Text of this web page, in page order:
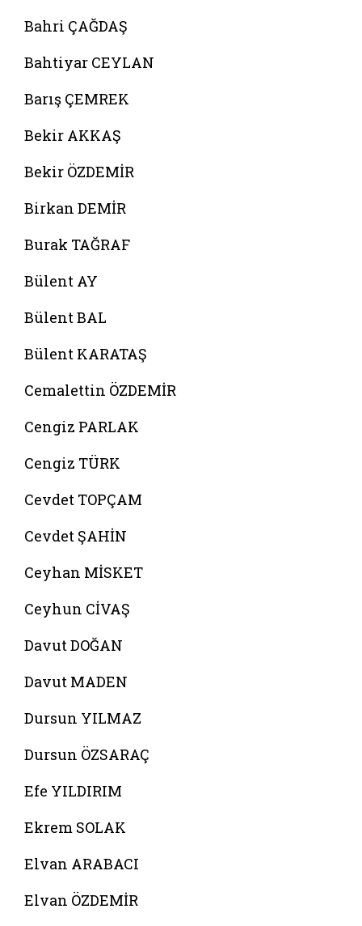
Bahri ÇAĞDAŞ
Bahtiyar CEYLAN
Barış ÇEMREK
Bekir AKKAŞ
Bekir ÖZDEMİR
Birkan DEMİR
Burak TAĞRAF
Bülent AY
Bülent BAL
Bülent KARATAŞ
Cemalettin ÖZDEMİR
Cengiz PARLAK
Cengiz TÜRK
Cevdet TOPÇAM
Cevdet ŞAHİN
Ceyhan MİSKET
Ceyhun CİVAŞ
Davut DOĞAN
Davut MADEN
Dursun YILMAZ
Dursun ÖZSARAÇ
Efe YILDIRIM
Ekrem SOLAK
Elvan ARABACI
Elvan ÖZDEMİR